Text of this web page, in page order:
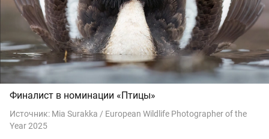
Финалист в номинации «Птицы»
Источник: Mia Surakka / European Wildlife Photographer of the
Year 2025